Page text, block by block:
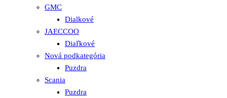
GMC
Dialkové
JAECCOO
Diaľkové
Nová podkategória
Puzdra
Scania
Puzdra